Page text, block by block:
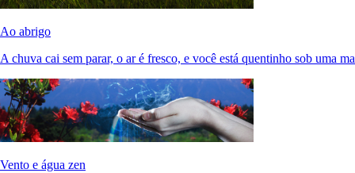
Ao abrigo
A chuva cai sem parar, o ar é fresco, e você está quentinho sob uma
Vento e água zen